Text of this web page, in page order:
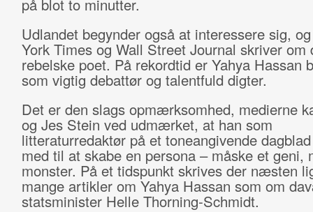
på blot to minutter.
Udlandet begynder også at interessere sig,
York Times og Wall Street Journal skriver om
rebelske poet. På rekordtid er Yahya Hassan
som vigtig debattør og talentfuld digter.
Det er den slags opmærksomhed, medierne
og Jes Stein ved udmærket, at han som
litteraturredaktør på et toneangivende
med til at skabe en persona – måske et geni,
monster. På et tidspunkt skrives der næsten
mange artikler om Yahya Hassan som om
statsminister Helle Thorning-Schmidt.